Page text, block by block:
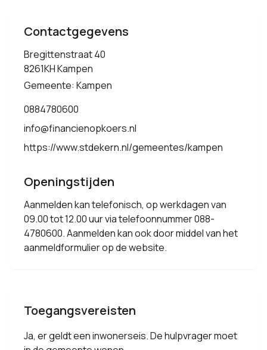
Contactgegevens
Bregittenstraat 40
8261KH Kampen
Gemeente: Kampen
0884780600
info@financienopkoers.nl
https://www.stdekern.nl/gemeentes/kampen
Openingstijden
Aanmelden kan telefonisch, op werkdagen van
09.00 tot 12.00 uur via telefoonnummer 088-
4780600. Aanmelden kan ook door middel van het
aanmeldformulier op de website.
Toegangsvereisten
Ja, er geldt een inwonerseis. De hulpvrager moet